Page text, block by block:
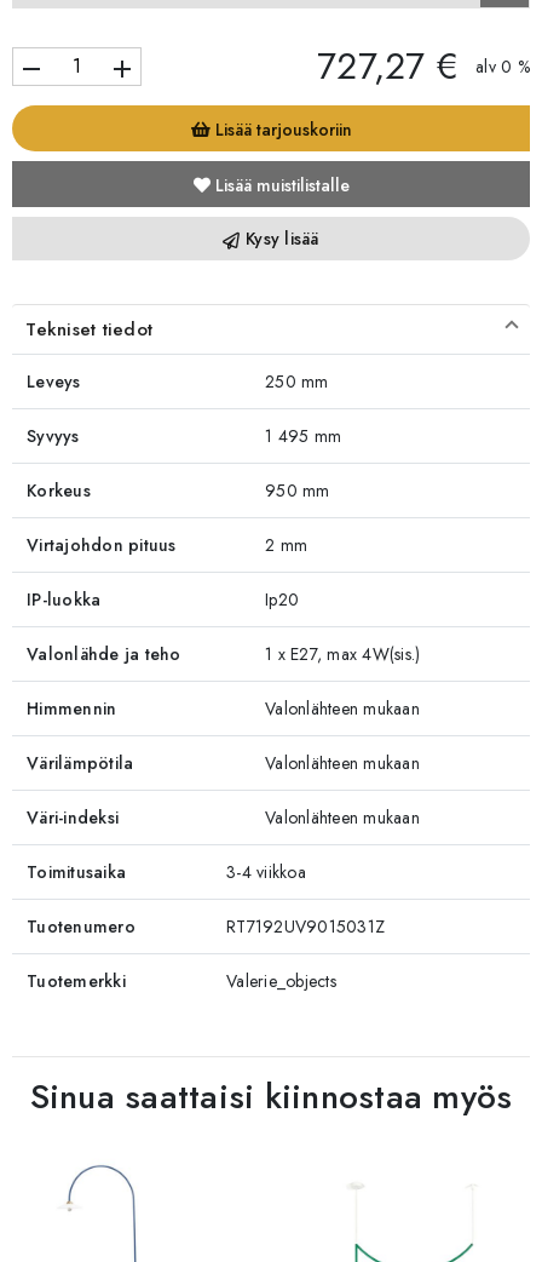
remove add 727,27 € alv 0 %
Lisää tarjouskoriin
Lisää muistilistalle
Kysy lisää
Tekniset tiedot
Leveys 250 mm
Syvyys 1 495 mm
Korkeus 950 mm
Virtajohdon pituus 2 mm
IP-luokka Ip20
Valonlähde ja teho 1 x E27, max 4W(sis.)
Himmennin Valonlähteen mukaan
Värilämpötila Valonlähteen mukaan
Väri-indeksi Valonlähteen mukaan
Toimitusaika 3-4 viikkoa
Tuotenumero RT7192UV9015031Z
Tuotemerkki Valerie_objects
Sinua saattaisi kiinnostaa myös